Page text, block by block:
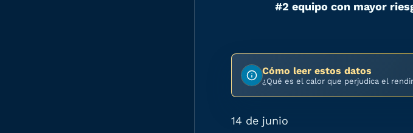
#2 equipo con mayor
Cómo leer estos datos
¿Qué es el calor que perjudica el
14 de junio